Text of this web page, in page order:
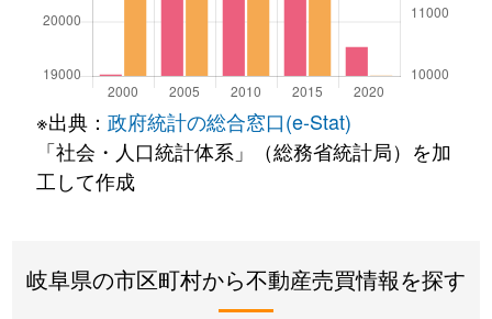
※出典： 政府統計の総合窓口(e-Stat)
「社会・人口統計体系」（総務省統計局）を加
工して作成
岐阜県の市区町村から不動産売買情報を探す